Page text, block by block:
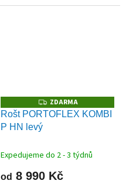
Z
D
A
ZDARMA
Rošt PORTOFLEX KOMBI
P HN levý
Expedujeme do 2 - 3 týdnů
od 8 990 Kč